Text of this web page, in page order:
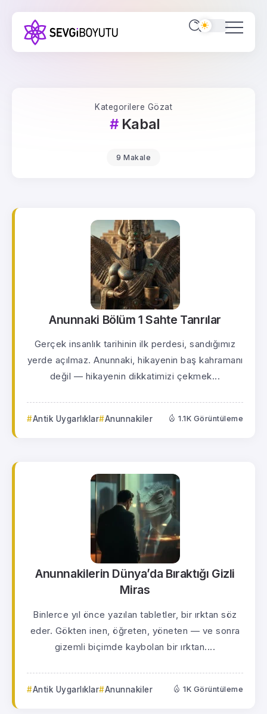
Kategorilere Gözat
Kabal
9 Makale
Anunnaki Bölüm 1 Sahte Tanrılar
Gerçek insanlık tarihinin ilk perdesi, sandığımız
yerde açılmaz. Anunnaki, hikayenin baş kahramanı
değil — hikayenin dikkatimizi çekmek...
Antik Uygarlıklar Anunnakiler 1.1K Görüntüleme
Anunnakilerin Dünya’da Bıraktığı Gizli
Miras
Binlerce yıl önce yazılan tabletler, bir ırktan söz
eder. Gökten inen, öğreten, yöneten — ve sonra
gizemli biçimde kaybolan bir ırktan....
Antik Uygarlıklar Anunnakiler 1K Görüntüleme